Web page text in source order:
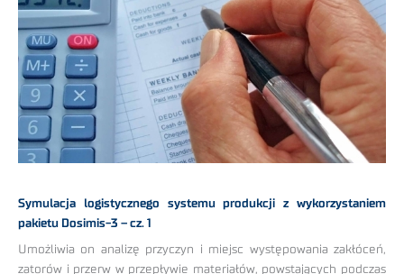
Symulacja logistycznego systemu produkcji z wykorzystaniem
pakietu Dosimis-3 – cz. 1
Umożliwia on analizę przyczyn i miejsc występowania zakłóceń,
zatorów i przerw w przepływie materiałów, powstających podczas